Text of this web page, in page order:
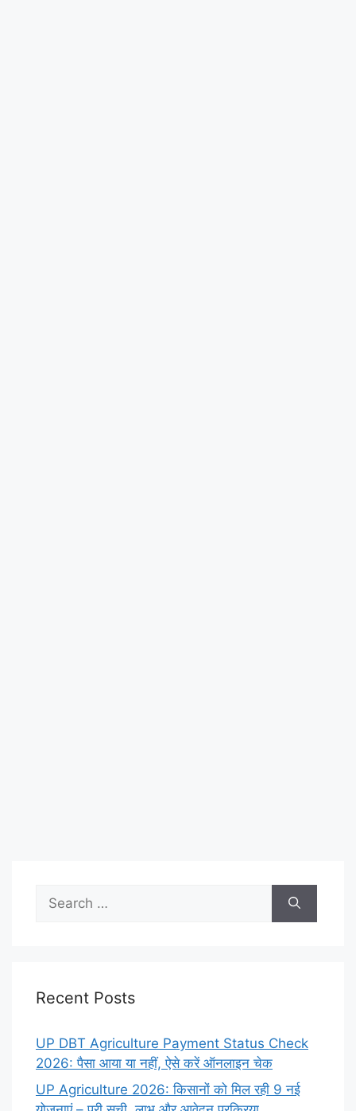
for:
Recent Posts
UP DBT Agriculture Payment Status Check
2026: पैसा आया या नहीं, ऐसे करें ऑनलाइन चेक
UP Agriculture 2026: किसानों को मिल रही 9 नई